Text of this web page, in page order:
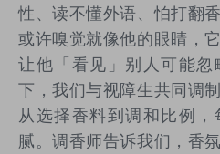
性、读不懂外语、怕打翻
或许嗅觉就像他的眼睛，
让他「看见」别人可能
下，我们与视障生共同调
从选择香料到调和比例
腻。调香师告诉我们，香